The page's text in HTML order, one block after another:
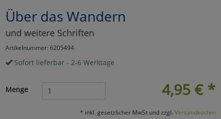
Über das Wandern
und weitere Schriften
Artikelnummer: 6205494
Sofort lieferbar - 2-6 Werktage
4,95 € *
Menge
* inkl. gesetzlicher MwSt und zzgl. Versandkosten
Marketing
Umfragetools
Cookies
Alle Akzeptieren
Cookies